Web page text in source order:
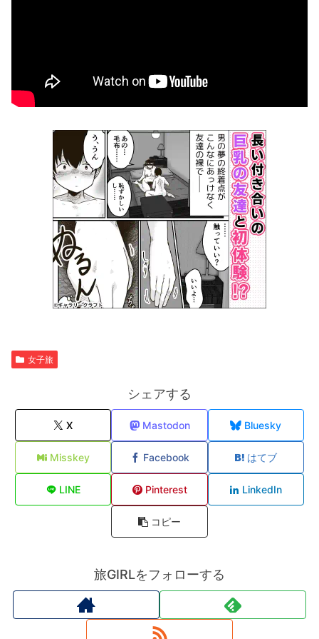
女子旅
シェアする
X Mastodon Bluesky
Misskey Facebook はてブ
LINE Pinterest LinkedIn
コピー
旅GIRLをフォローする